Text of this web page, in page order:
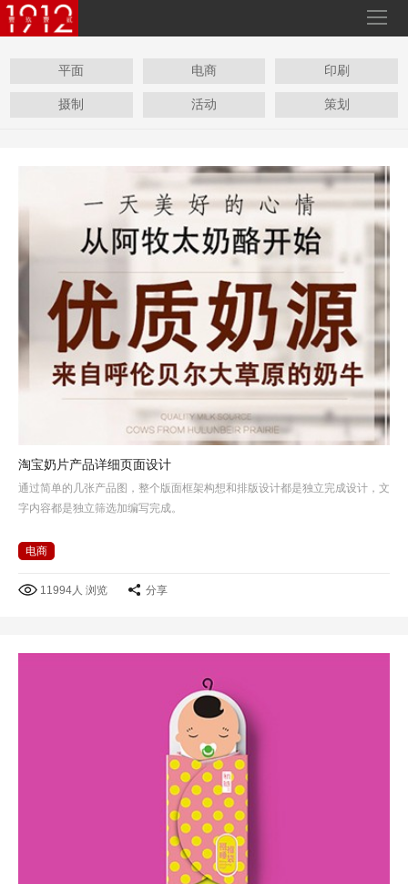
平面 电商 印刷
摄制 活动 策划
淘宝奶片产品详细页面设计
通过简单的几张产品图，整个版面框架构想和排版设计都是独立完成设计，文
字内容都是独立筛选加编写完成。
电商
11994人 浏览 分享